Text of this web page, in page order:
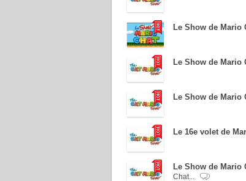
Le Show de Mario
Le Show de Mario
Le Show de Mario
Le 16e volet de
Le Show de Mario
Chat...